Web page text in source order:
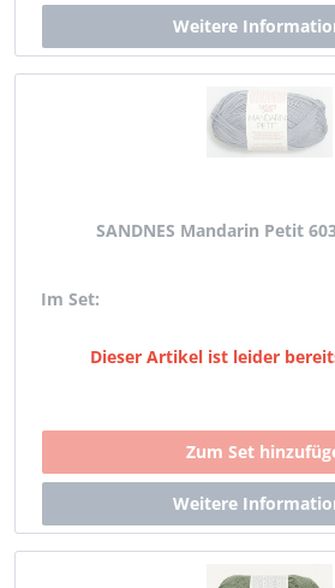
SANDNES Mandarin Petit
Im Set:
Dieser Artikel ist leider